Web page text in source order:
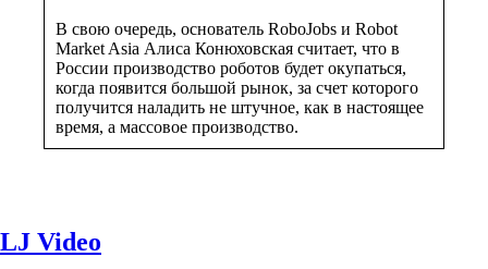
В свою очередь, основатель RoboJobs и Robot
Market Asia Алиса Конюховская считает, что в
России производство роботов будет окупаться,
когда появится большой рынок, за счет которого
получится наладить не штучное, как в настоящее
время, а массовое производство.
LJ Video